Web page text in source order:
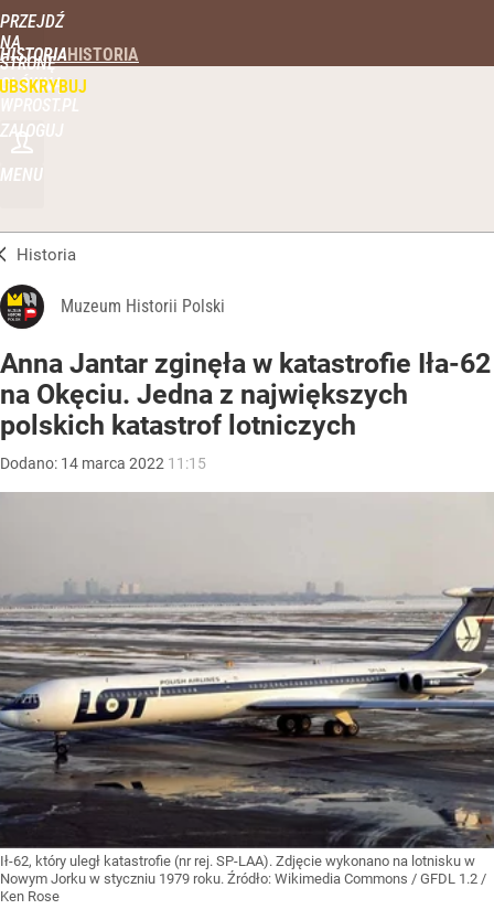
PRZEJDŹ
NA
STRONĘ
GŁÓWNĄ
WPROST.PL
HISTORIA
ZALOGUJ
MENU
Historia
Muzeum Historii Polski
Anna Jantar zginęła w katastrofie Iła-62
na Okęciu. Jedna z największych
polskich katastrof lotniczych
Dodano: 14 marca 2022 11:15
Ił-62, który uległ katastrofie (nr rej. SP-LAA). Zdjęcie wykonano na lotnisku w
Nowym Jorku w styczniu 1979 roku. Źródło: Wikimedia Commons / GFDL 1.2 /
Ken Rose